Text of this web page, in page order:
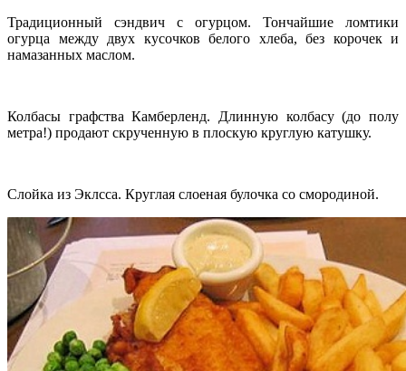
Традиционный сэндвич с огурцом. Тончайшие ломтики
огурца между двух кусочков белого хлеба, без корочек и
намазанных маслом.
Колбасы графства Камберленд. Длинную колбасу (до полу
метра!) продают скрученную в плоскую круглую катушку.
Слойка из Эклсса. Круглая слоеная булочка со смородиной.